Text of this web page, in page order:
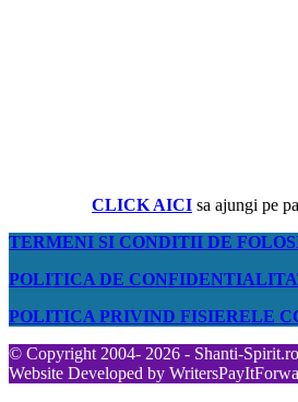
CLICK AICI sa ajungi pe
TERMENI SI CONDITII DE
POLITICA DE
POLITICA PRIVIND FISIERELE
© Copyright 2004- 2026 - Shanti-
Website Developed by